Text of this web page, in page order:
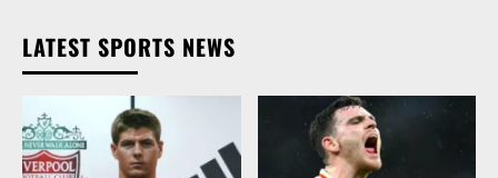
LATEST SPORTS NEWS